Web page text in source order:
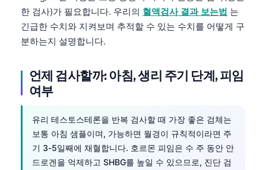
한 검사)가 필요합니다. 우리의 혈액검사 결과 보는법 는
긴급한 수치와 지켜보며 추적할 수 있는 수치를 어떻게 구
분하는지 설명합니다.
언제 검사할까: 아침, 생리 주기 단계, 피임
여부
유리 테스토스테론을 반복 검사할 때 가장 좋은 검체는
보통 아침 샘플이며, 가능하면 월경이 규칙적이라면 주
기 3-5일째에 채혈합니다. 호르몬 피임은 수 주 동안 안
드로겐을 억제하고 SHBG를 높일 수 있으므로, 진단 검
Русский
Lietuvių kalba
Polski
Slovenščina
Magyar
বাংলা
اردو